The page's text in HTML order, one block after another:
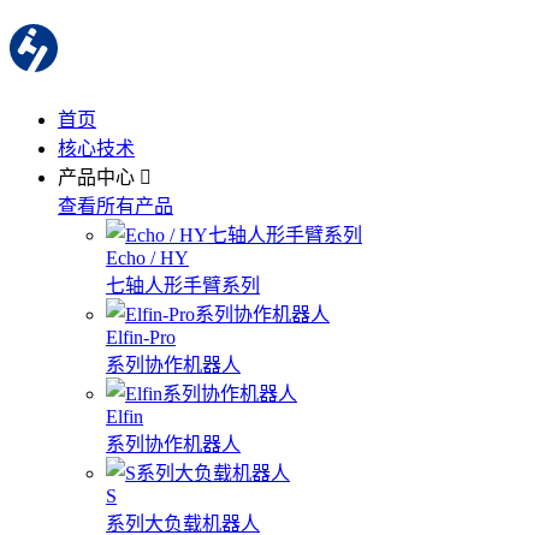
首页
核心技术
产品中心
查看所有产品
Echo / HY
七轴人形手臂系列
Elfin-Pro
系列协作机器人
Elfin
系列协作机器人
S
系列大负载机器人